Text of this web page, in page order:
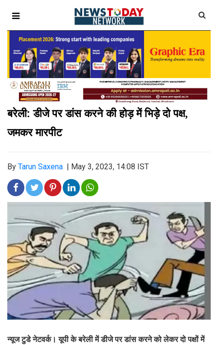
बरेली: डीजे पर डांस करने की होड़ में भिड़े दो पक्ष,
जमकर मारपीट
By Tarun Saxena May 3, 2023, 14:08 IST
न्यूज टुडे नेटवर्क। यूपी के बरेली में डीजे पर डांस करने को लेकर दो पक्षों में